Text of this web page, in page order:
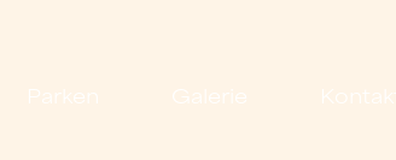
Parken Galerie Kontakt